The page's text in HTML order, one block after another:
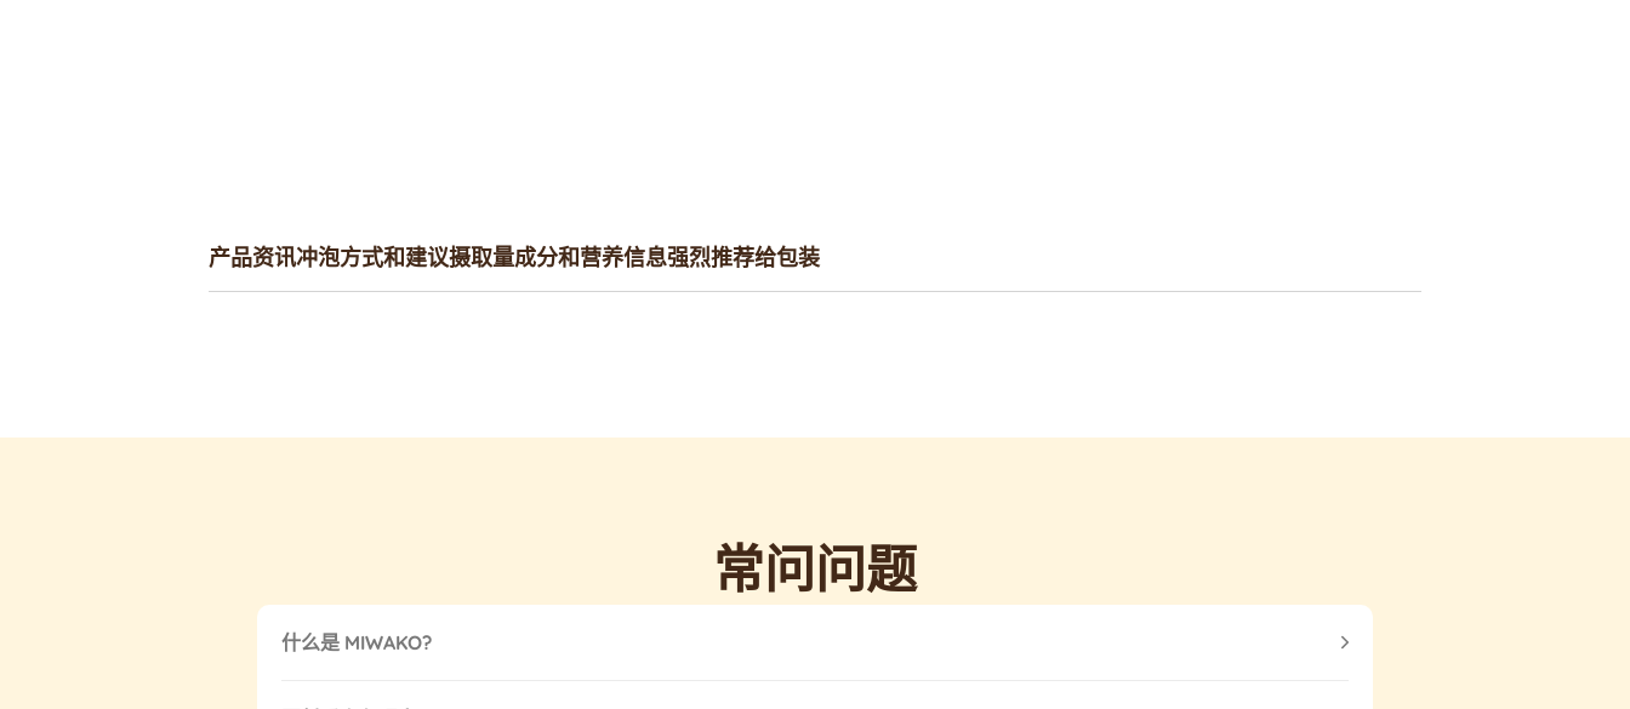
产品资讯冲泡方式和建议摄取量成分和营养信息强烈推荐给包装
常问问题
什么是 MIWAKO?